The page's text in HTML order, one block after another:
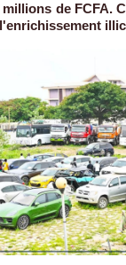
millions de FCFA.